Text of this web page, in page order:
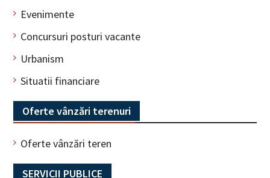
Evenimente
Concursuri posturi vacante
Urbanism
Situatii financiare
Oferte vânzări terenuri
Oferte vânzări teren
SERVICII PUBLICE